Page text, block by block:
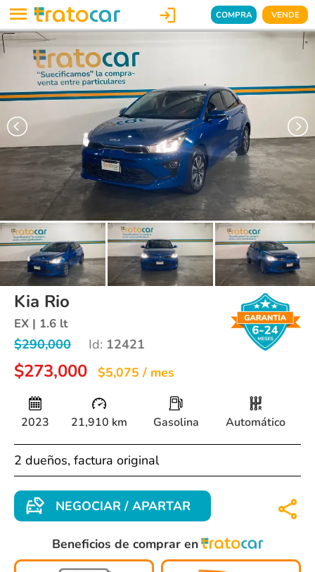
 COMPRA VENDE
Kia Rio
EX | 1.6 lt
$290,000 Id: 12421
$273,000 $5,075 / mes
2023 21,910 km Gasolina Automático
2 dueños, factura original
NEGOCIAR / APARTAR
Beneficios de comprar en